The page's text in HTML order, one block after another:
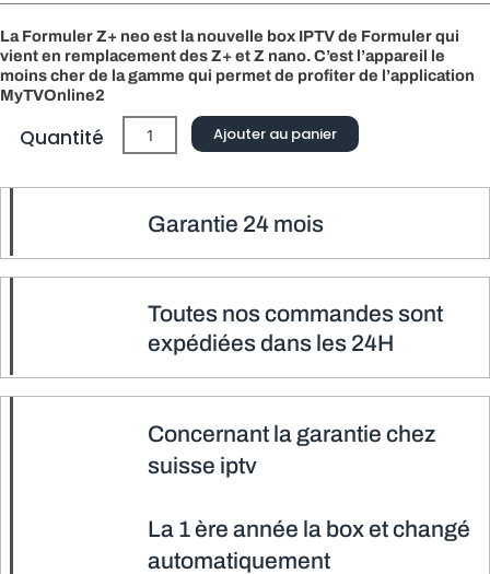
La Formuler Z+ neo est la nouvelle box IPTV de Formuler qui
vient en remplacement des Z+ et Z nano. C’est l’appareil le
moins cher de la gamme qui permet de profiter de l’application
MyTVOnline2
Quantité
quantité
de
Neo
Ajouter au panier
Garantie 24 mois
Toutes nos commandes sont
expédiées dans les 24H
Concernant la garantie chez
suisse iptv
La 1 ère année la box et changé
automatiquement